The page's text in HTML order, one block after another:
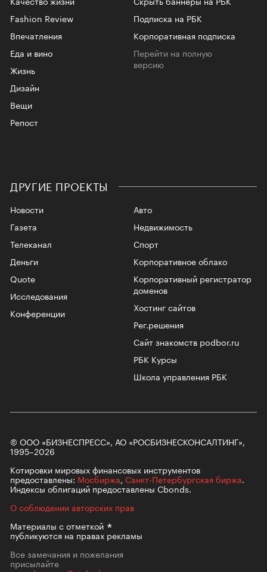
Fashion Review
Впечатления
Еда и вино
Жизнь
Дизайн
Вещи
Репост
Подписка на РБК
Корпоративная подписка
Перейти на полную
версию
ДРУГИЕ ПРОЕКТЫ
Новости
Газета
Телеканал
Авто
Недвижимость
Спорт
Корпоративное облако
Корпоративный регистратор
доменов
Хостинг сайтов
Рег.решения
Сайт знакомств podbor.ru
РБК Курсы
Школа управления РБК
Деньги
Quote
Исследования
Конференции
© ООО «БИЗНЕСПРЕСС», АО «РОСБИЗНЕСКОНСАЛТИНГ»,
1995–2026
Котировки мировых финансовых инструментов
предоставлены: Мосбиржа, Санкт-Петербургская биржа.
Индексы облигаций предоставлены Cbonds.
О соблюдении авторских прав
Материалы сотметкой
публикуются на правах рекламы
Все замечания и пожелания
присылайте